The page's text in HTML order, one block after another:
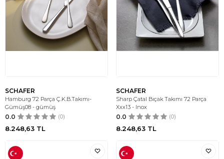
SCHAFER
Hamburg 72 Parça Ç.K.B.Takımı-
Gümüş08 - gümüş
0.0 (0)
8.248,63 TL
SCHAFER
Sharp Çatal Bıçak Takımı 72 Parça
Xxx13 - Inox
0.0 (0)
8.248,63 TL